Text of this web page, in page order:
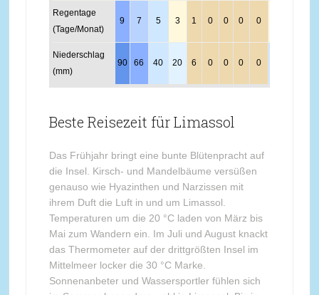
Regentage
(Tage/Monat)
9 7 5 3 1 0 0 0 0
Niederschlag
(mm)
90 66 40 20 6 0 0 0 0
Beste Reisezeit für Limassol
Das Frühjahr bringt eine bunte Blütenpracht auf
die Insel. Kirsch- und Mandelbäume versüßen
genauso wie Hyazinthen und Narzissen mit
ihrem Duft die Luft in und um Limassol.
Temperaturen um die 20 °C laden von März bis
Mai zum Wandern ein. Im Juli und August knackt
das Thermometer auf der drittgrößten Insel im
Mittelmeer locker die 30 °C Marke.
Sonnenanbeter und Wassersportler fühlen sich